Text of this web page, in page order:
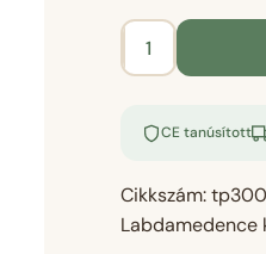
Labdamedence
szivacslap
mintás
mennyiség
CE tanúsított
Cikkszám:tp300
Labdamedence